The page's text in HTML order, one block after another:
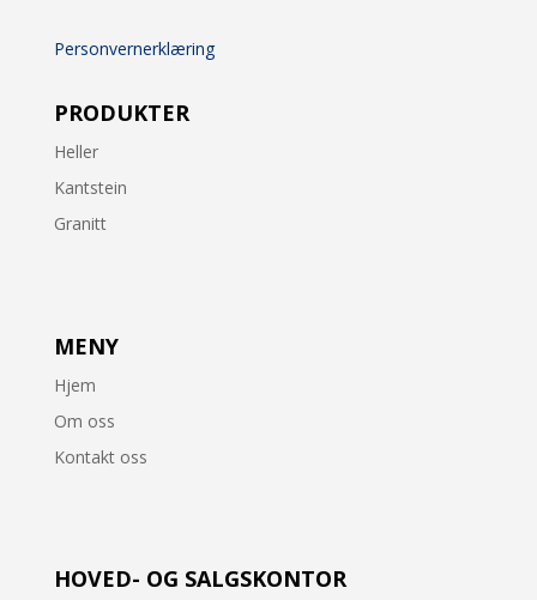
Personvernerklæring
PRODUKTER
Heller
Kantstein
Granitt
MENY
Hjem
Om oss
Kontakt oss
HOVED- OG SALGSKONTOR